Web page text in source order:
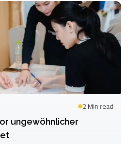
2 Minread
ungewöhnlicher